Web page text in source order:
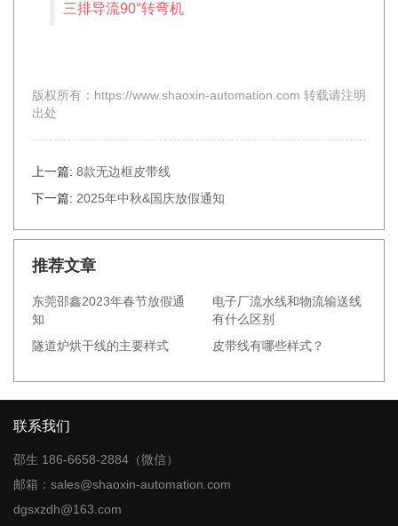
三排导流90°转弯机
版权所有：https://www.shaoxin-automation.com 转载请注明
出处
上一篇: 8款无边框皮带线
下一篇: 2025年中秋&国庆放假通知
推荐文章
东莞邵鑫2023年春节放假通
知
电子厂流水线和物流输送线
有什么区别
隧道炉烘干线的主要样式
皮带线有哪些样式？
联系我们
邵生 186-6658-2884（微信）
邮箱：sales@shaoxin-automation.com
dgsxzdh@163.com